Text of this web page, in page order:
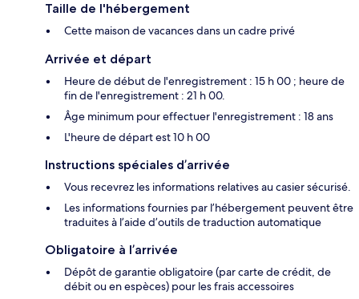
Taille de l'hébergement
Cette maison de vacances dans un cadre privé
Arrivée et départ
Heure de début de l'enregistrement : 15 h 00 ; heure de
fin de l'enregistrement : 21 h 00.
Âge minimum pour effectuer l'enregistrement : 18 ans
L'heure de départ est 10 h 00
Instructions spéciales d’arrivée
Vous recevrez les informations relatives au casier sécurisé.
Les informations fournies par l’hébergement peuvent être
traduites à l’aide d’outils de traduction automatique
Obligatoire à l’arrivée
Dépôt de garantie obligatoire (par carte de crédit, de
débit ou en espèces) pour les frais accessoires